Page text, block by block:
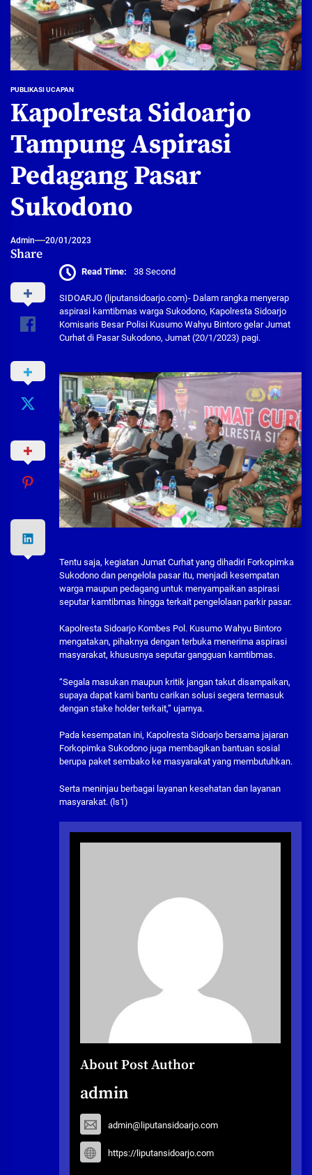
PUBLIKASI UCAPAN
Kapolresta Sidoarjo
Tampung Aspirasi
Pedagang Pasar
Sukodono
Admin 20/01/2023
Share
Read Time: 38 Second
SIDOARJO (liputansidoarjo.com)- Dalam rangka menyerap
aspirasi kamtibmas warga Sukodono, Kapolresta Sidoarjo
Komisaris Besar Polisi Kusumo Wahyu Bintoro gelar Jumat
Curhat di Pasar Sukodono, Jumat (20/1/2023) pagi.
Tentu saja, kegiatan Jumat Curhat yang dihadiri Forkopimka
Sukodono dan pengelola pasar itu, menjadi kesempatan
warga maupun pedagang untuk menyampaikan aspirasi
seputar kamtibmas hingga terkait pengelolaan parkir pasar.
Kapolresta Sidoarjo Kombes Pol. Kusumo Wahyu Bintoro
mengatakan, pihaknya dengan terbuka menerima aspirasi
masyarakat, khususnya seputar gangguan kamtibmas.
“Segala masukan maupun kritik jangan takut disampaikan,
supaya dapat kami bantu carikan solusi segera termasuk
dengan stake holder terkait,” ujarnya.
Pada kesempatan ini, Kapolresta Sidoarjo bersama jajaran
Forkopimka Sukodono juga membagikan bantuan sosial
berupa paket sembako ke masyarakat yang membutuhkan.
Serta meninjau berbagai layanan kesehatan dan layanan
masyarakat. (ls1)
About Post Author
admin
admin@liputansidoarjo.com
https://liputansidoarjo.com